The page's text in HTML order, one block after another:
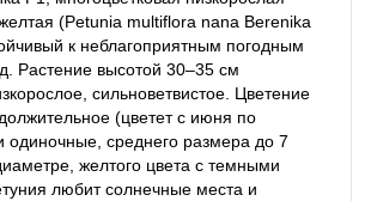
(Petunia multiflora nana Berenika
к неблагоприятным погодным
Растение высотой 30–35 см
сильноветвистое. Цветение
(цветет с июня по
одиночные, среднего размера до 7
желтого цвета с темными
любит солнечные места и